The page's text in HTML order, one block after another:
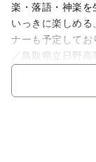
楽・落語・神楽
いっきに楽しめ
ナーも予定して
／鳥取県立日野